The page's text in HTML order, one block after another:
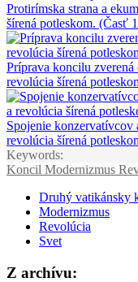
Protirímska strana a
šírená potleskom. (Časť
Príprava koncilu
revolúcia šírená
Spojenie
revolúcia šírená
Keywords:
Koncil Modernizmus
Druhý vatikánsky
Modernizmus
Revolúcia
Svet
Z archívu: